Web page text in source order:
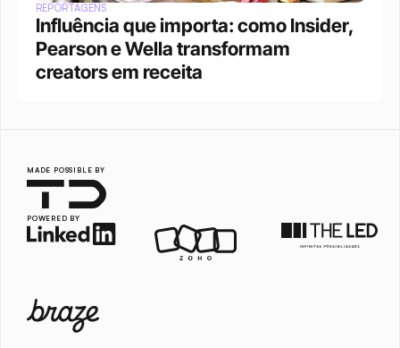
REPORTAGENS
Influência que importa: como Insider,
Pearson e Wella transformam
creators em receita
MADE POSSIBLE BY
POWERED BY